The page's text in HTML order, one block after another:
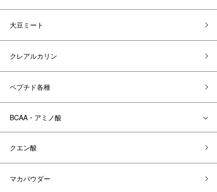
大豆ミート
クレアルカリン
ペプチド各種
BCAA・アミノ酸
クエン酸
マカパウダー